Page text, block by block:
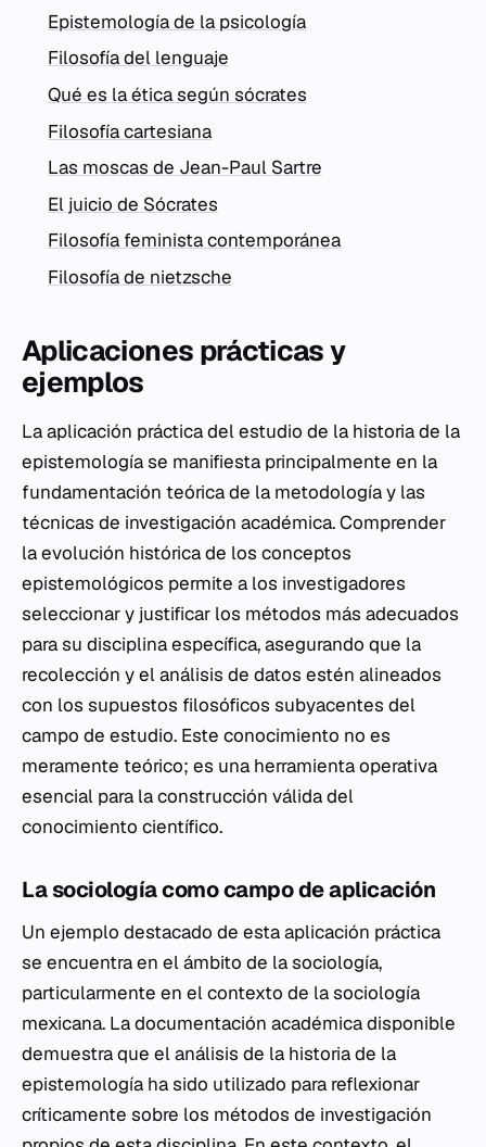
Epistemología de la psicología
Filosofía del lenguaje
Qué es la ética según sócrates
Filosofía cartesiana
Las moscas de Jean-Paul Sartre
El juicio de Sócrates
Filosofía feminista contemporánea
Filosofía de nietzsche
Aplicaciones prácticas y
ejemplos
La aplicación práctica del estudio de la historia de la
epistemología se manifiesta principalmente en la
fundamentación teórica de la metodología y las
técnicas de investigación académica. Comprender
la evolución histórica de los conceptos
epistemológicos permite a los investigadores
seleccionar y justificar los métodos más adecuados
para su disciplina específica, asegurando que la
recolección y el análisis de datos estén alineados
con los supuestos filosóficos subyacentes del
campo de estudio. Este conocimiento no es
meramente teórico; es una herramienta operativa
esencial para la construcción válida del
conocimiento científico.
La sociología como campo de aplicación
Un ejemplo destacado de esta aplicación práctica
se encuentra en el ámbito de la sociología,
particularmente en el contexto de la sociología
mexicana. La documentación académica disponible
demuestra que el análisis de la historia de la
epistemología ha sido utilizado para reflexionar
críticamente sobre los métodos de investigación